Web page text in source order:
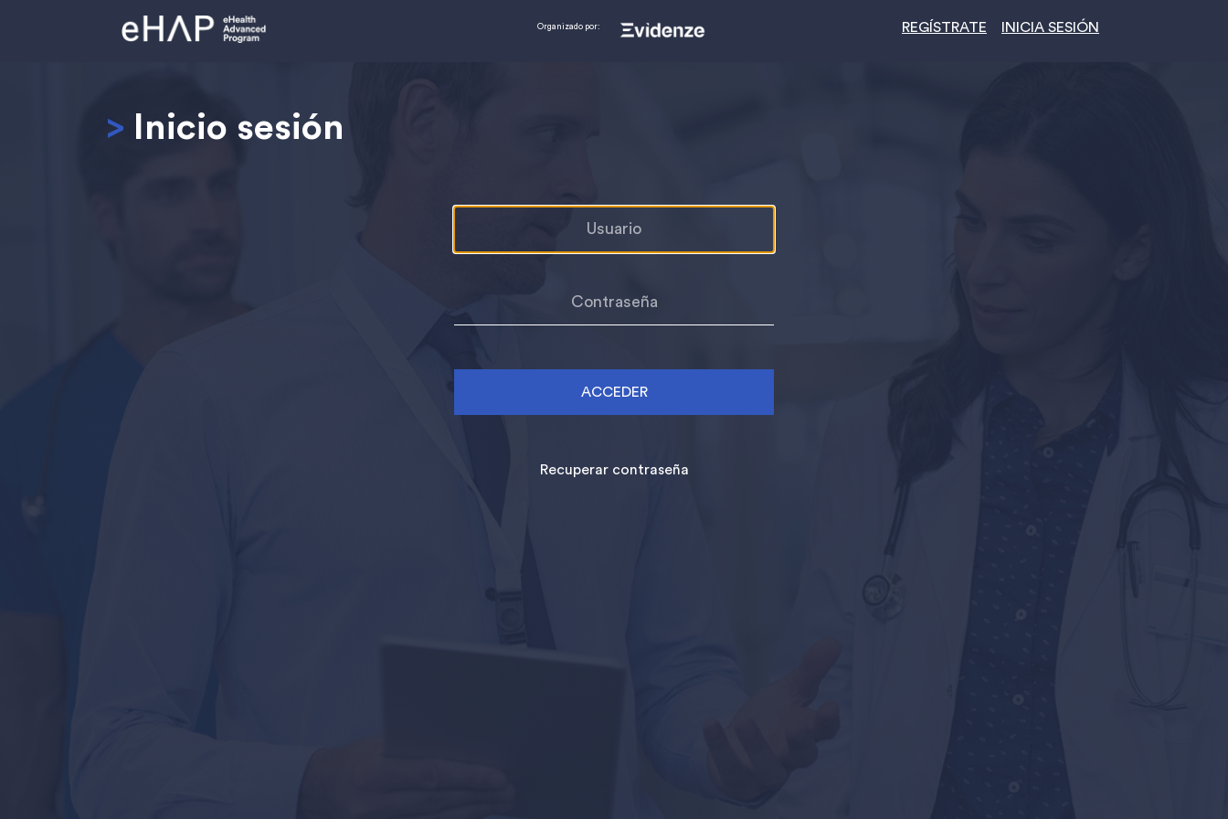
Organizado por: REGÍSTRATE INICIA SESIÓN
> Inicio sesión
ACCEDER
Recuperar contraseña